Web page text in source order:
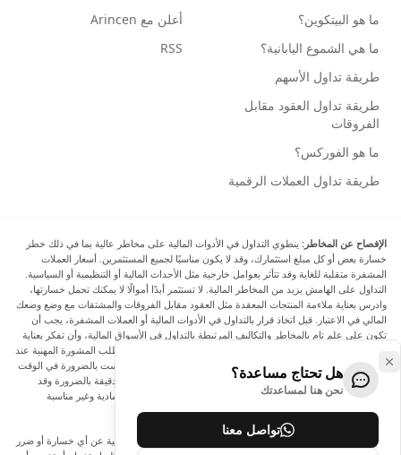
ما هو البيتكوين؟
ما هي الشموع اليابانية؟
طريقة تداول الأسهم
طريقة تداول العقود مقابل
الفروقات
ما هو الفوركس؟
طريقة تداول العملات الرقمية
أعلن مع Arincen
RSS
الإفصاح عن المخاطر: ينطوي التداول في الأدوات المالية على مخاطر عالية بما في ذلك خطر
خسارة بعض أو كل مبلغ استثمارك، وقد لا يكون مناسبًا لجميع المستثمرين. أسعار العملات
المشفرة متقلبة للغاية وقد تتأثر بعوامل خارجية مثل الأحداث المالية أو التنظيمية أو السياسية.
التداول على الهامش يزيد من المخاطر المالية. لا تستثمر أبدًا أموالًا لا يمكنك تحمل خسارتها،
وادرس بعناية ملاءمة المنتجات المعقدة مثل العقود مقابل الفروقات والمشتقات مع وضع وضعك
المالي في الاعتبار. قبل اتخاذ قرار بالتداول في الأدوات المالية أو العملات المشفرة، يجب أن
تكون على علم تام بالمخاطر والتكاليف المرتبطة بالتداول في الأسواق المالية، وأن تفكر بعناية
في أهدافك الاستثمارية ومستوى خبرتك ورغبتك في المخاطرة، وأن تطلب المشورة المهنية عند
الحاجة. تود Arincen أن تذكرك بأن البيانات الواردة في هذا الموقع ليست بالضرورة في الوقت
الفعلي وليست دقيقة. البيانات والأسعار الموجودة على الموقع ليست دقيقة بالضرورة وقد
تختلف عن السعر الفعلي في أي سوق معينة، مما يعني أن الأسعار إرشادية وغير مناسبة
لأغراض التداول.
لن يتحمل Arincen وأي مزود للبيانات الواردة في هذا الموقع المسؤولية عن أي خسارة أو ضرر
هل تحتاج مساعدة؟
نحن هنا لمساعدتك
تواصل معنا